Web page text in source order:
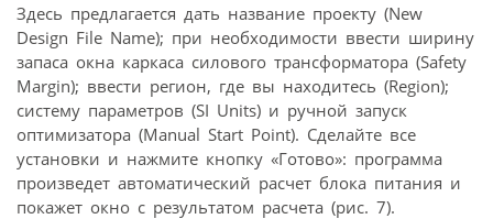
Здесь предлагается дать название проекту (New
Design File Name); при необходимости ввести ширину
запаса окна каркаса силового трансформатора (Safety
Margin); ввести регион, где вы находитесь (Region);
систему параметров (SI Units) и ручной запуск
оптимизатора (Manual Start Point). Сделайте все
установки и нажмите кнопку «Готово»: программа
произведет автоматический расчет блока питания и
покажет окно с результатом расчета (рис. 7).